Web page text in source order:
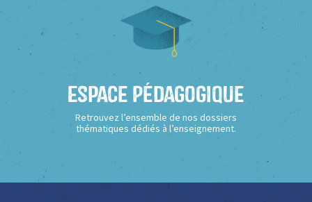
Espace Pédagogique
Retrouvez l’ensemble de nos dossiers
thématiques dédiés à l’enseignement.